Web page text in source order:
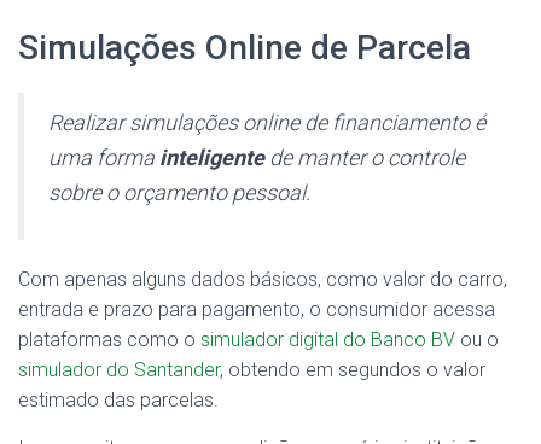
Simulações Online de Parcela
Realizar simulações online de financiamento é
uma forma inteligentede manter o controle
sobre o orçamento pessoal.
Com apenas alguns dados básicos, como valor do carro,
entrada e prazo para pagamento, o consumidor acessa
plataformas como o simulador digital do Banco BV ou o
simulador do Santander, obtendo em segundos o valor
estimado das parcelas.